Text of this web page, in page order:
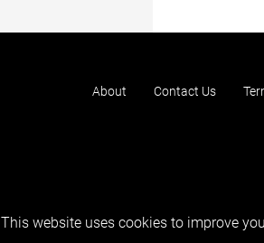
About Contact Us
This website uses cookies to improve